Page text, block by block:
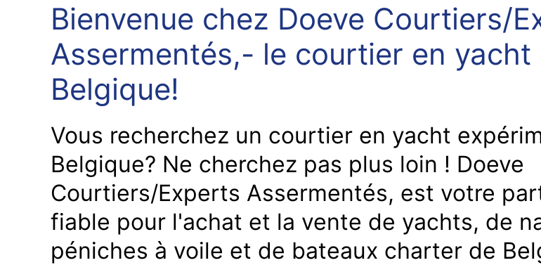
Bienvenue chez Doeve Courtiers/
Assermentés,- le courtier en yacht
Belgique!
Vous recherchez un courtier en yacht
Belgique? Ne cherchez pas plus loin ! Doeve
Courtiers/Experts Assermentés, est votre
fiable pour l'achat et la vente de yachts, de
péniches à voile et de bateaux charter de